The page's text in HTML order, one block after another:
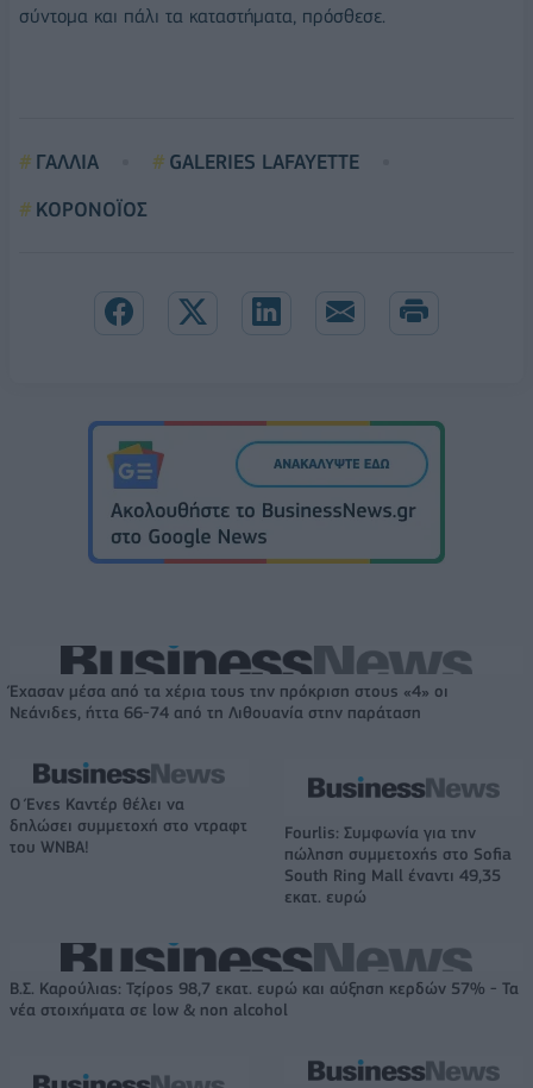
σύντομα και πάλι τα καταστήματα, πρόσθεσε.
ΓΑΛΛΙΑ
GALERIES LAFAYETTE
ΚΟΡΟΝΟΪΟΣ
Έχασαν μέσα από τα χέρια τους την πρόκριση στους «4» οι
Νεάνιδες, ήττα 66-74 από τη Λιθουανία στην παράταση
Ο Ένες Καντέρ θέλει να
δηλώσει συμμετοχή στο ντραφτ
του WNBA!
Fourlis: Συμφωνία για την
πώληση συμμετοχής στο Sofia
South Ring Mall έναντι 49,35
εκατ. ευρώ
Β.Σ. Καρούλιας: Τζίρος 98,7 εκατ. ευρώ και αύξηση κερδών 57% - Τα
νέα στοιχήματα σε low & non alcohol